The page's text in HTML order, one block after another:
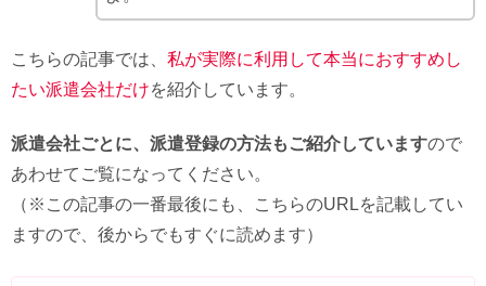
こちらの記事では、 私が実際に利用して本当におすすめし
たい派遣会社だけを紹介しています。
派遣会社ごとに、派遣登録の方法もご紹介していますので
あわせてご覧になってください。
（※この記事の一番最後にも、こちらのURLを記載してい
ますので、後からでもすぐに読めます）